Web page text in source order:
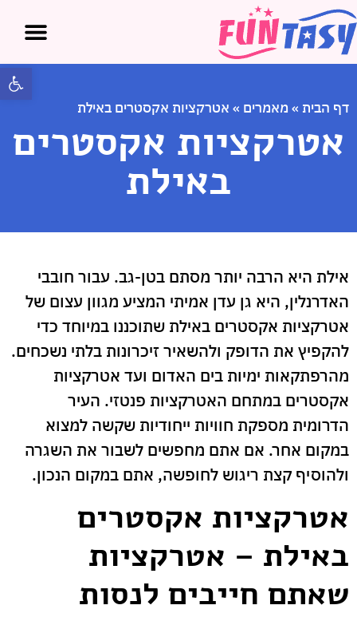
דף הבית » מאמרים » אטרקציות אקסטרים באילת
אטרקציות אקסטרים
באילת
אילת היא הרבה יותר מסתם בטן-גב. עבור חובבי
האדרנלין, היא גן עדן אמיתי המציע מגוון עצום של
אטרקציות אקסטרים באילת שתוכננו במיוחד כדי
להקפיץ את הדופק ולהשאיר זיכרונות בלתי נשכחים.
מהרפתקאות ימיות בים האדום ועד אטרקציות
אקסטרים במתחם האטרקציות פנטזי. העיר
הדרומית מספקת חוויות ייחודיות שקשה למצוא
במקום אחר. אם אתם מחפשים לשבור את השגרה
ולהוסיף קצת ריגוש לחופשה, אתם במקום הנכון.
אטרקציות אקסטרים
באילת – אטרקציות
שאתם חייבים לנסות